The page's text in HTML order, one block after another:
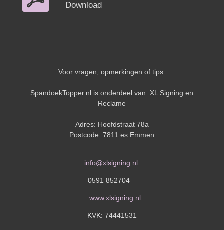
Download
Voor vragen, opmerkingen of tips:
SpandoekTopper.nl is onderdeel van: XL Signing en
Reclame
Adres: Hoofdstraat 78a
Postcode: 7811 es Emmen
info@xlsigning.nl
0591 852704
www.xlsigning.nl
KVK: 74441531